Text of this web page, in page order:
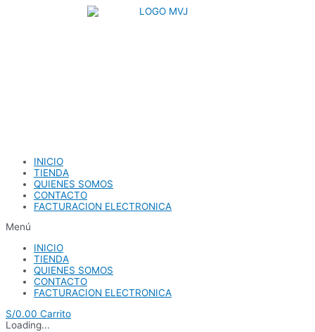
INICIO
TIENDA
QUIENES SOMOS
CONTACTO
FACTURACION ELECTRONICA
Menú
INICIO
TIENDA
QUIENES SOMOS
CONTACTO
FACTURACION ELECTRONICA
S/0.00 Carrito
Loading...